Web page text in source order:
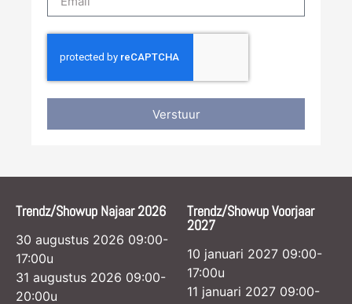
Verstuur
Trendz/Showup Najaar 2026
30 augustus 2026 09:00-
17:00u
31 augustus 2026 09:00-
20:00u
Trendz/Showup Voorjaar
2027
10 januari 2027 09:00-
17:00u
11 januari 2027 09:00-